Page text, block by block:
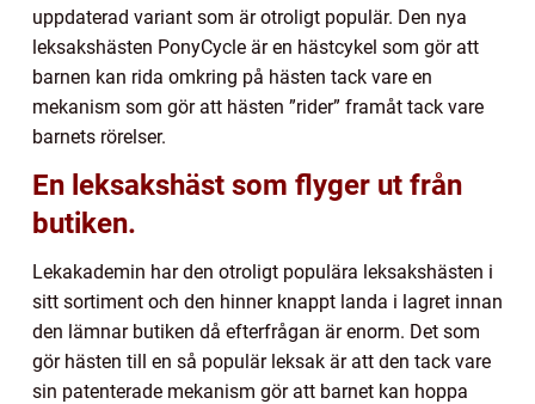
uppdaterad variant som är otroligt populär. Den nya
leksakshästen PonyCycle är en hästcykel som gör att
barnen kan rida omkring på hästen tack vare en
mekanism som gör att hästen ”rider” framåt tack vare
barnets rörelser.
En leksakshäst som flyger ut från
butiken.
Lekakademin har den otroligt populära leksakshästen i
sitt sortiment och den hinner knappt landa i lagret innan
den lämnar butiken då efterfrågan är enorm. Det som
gör hästen till en så populär leksak är att den tack vare
sin patenterade mekanism gör att barnet kan hoppa